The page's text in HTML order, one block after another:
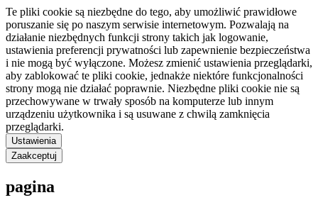
Te pliki cookie są niezbędne do tego, aby umożliwić prawidłowe
poruszanie się po naszym serwisie internetowym. Pozwalają na
działanie niezbędnych funkcji strony takich jak logowanie,
ustawienia preferencji prywatności lub zapewnienie bezpieczeństwa
i nie mogą być wyłączone. Możesz zmienić ustawienia przeglądarki,
aby zablokować te pliki cookie, jednakże niektóre funkcjonalności
strony mogą nie działać poprawnie. Niezbędne pliki cookie nie są
przechowywane w trwały sposób na komputerze lub innym
urządzeniu użytkownika i są usuwane z chwilą zamknięcia
przeglądarki.
Ustawienia
Zaakceptuj
pagina